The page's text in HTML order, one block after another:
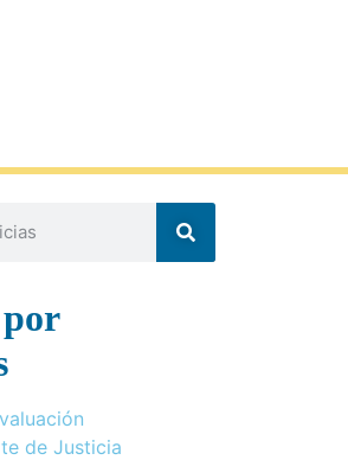
de Justicia